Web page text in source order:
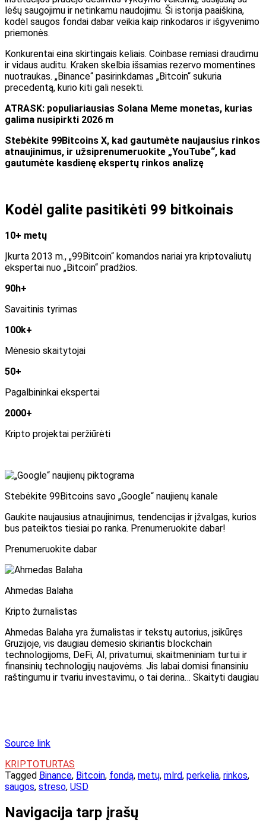
lėšų saugojimu ir netinkamu naudojimu. Ši istorija paaiškina,
kodėl saugos fondai dabar veikia kaip rinkodaros ir išgyvenimo
priemonės.
Konkurentai eina skirtingais keliais. Coinbase remiasi draudimu
ir vidaus auditu. Kraken skelbia išsamias rezervo momentines
nuotraukas. „Binance“ pasirinkdamas „Bitcoin“ sukuria
precedentą, kurio kiti gali nesekti.
ATRASK: populiariausias Solana Meme monetas, kurias
galima nusipirkti 2026 m
Stebėkite 99Bitcoins X, kad gautumėte naujausius rinkos
atnaujinimus, ir užsiprenumeruokite „YouTube“, kad
gautumėte kasdienę ekspertų rinkos analizę
Kodėl galite pasitikėti 99 bitkoinais
10+ metų
Įkurta 2013 m., „99Bitcoin“ komandos nariai yra kriptovaliutų
ekspertai nuo „Bitcoin“ pradžios.
90h+
Savaitinis tyrimas
100k+
Mėnesio skaitytojai
50+
Pagalbininkai ekspertai
2000+
Kripto projektai peržiūrėti
Stebėkite 99Bitcoins savo „Google“ naujienų kanale
Gaukite naujausius atnaujinimus, tendencijas ir įžvalgas, kurios
bus pateiktos tiesiai po ranka. Prenumeruokite dabar!
Prenumeruokite dabar
Ahmedas Balaha
Kripto žurnalistas
Ahmedas Balaha yra žurnalistas ir tekstų autorius, įsikūręs
Gruzijoje, vis daugiau dėmesio skiriantis blockchain
technologijoms, DeFi, AI, privatumui, skaitmeniniam turtui ir
finansinių technologijų naujovėms. Jis labai domisi finansiniu
raštingumu ir tvariu investavimu, o tai derina… Skaityti daugiau
Source link
KRIPTOTURTAS
Tagged Binance, Bitcoin, fondą, metų, mlrd, perkelia, rinkos,
saugos, streso, USD
Navigacija tarp įrašų